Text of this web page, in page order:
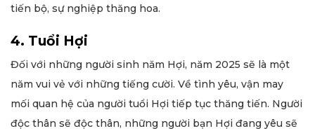
tiến bộ, sự nghiệp thăng hoa.
4. Tuổi Hợi
Đối với những người sinh năm Hợi, năm 2025 sẽ là một
năm vui vẻ với những tiếng cười. Về tình yêu, vận may
mối quan hệ của người tuổi Hợi tiếp tục thăng tiến. Người
độc thân sẽ độc thân, những người bạn Hợi đang yêu sẽ